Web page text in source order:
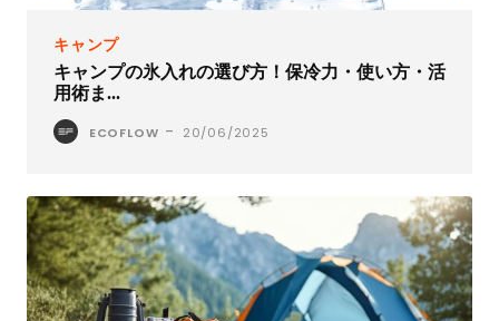
キャンプ
キャンプの氷入れの選び方！保冷力・使い方・活
用術ま...
ECOFLOW - 20/06/2025